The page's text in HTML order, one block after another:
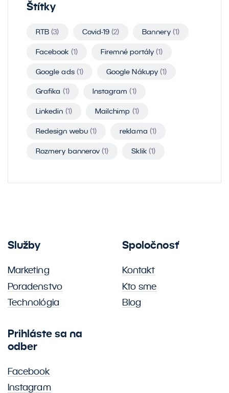
Štítky
RTB(3) Covid-19(2) Bannery (1)
Facebook (1) Firemné portály (1)
Google ads (1) Google Nákupy (1)
Grafika (1) Instagram(1)
Linkedin (1) Mailchimp (1)
Redesign webu (1) reklama (1)
Rozmery bannerov(1) Sklik (1)
Služby
Marketing
Poradenstvo
Technológia
Spoločnosť
Kontakt
Kto sme
Blog
Prihláste sa na
odber
Facebook
Instagram